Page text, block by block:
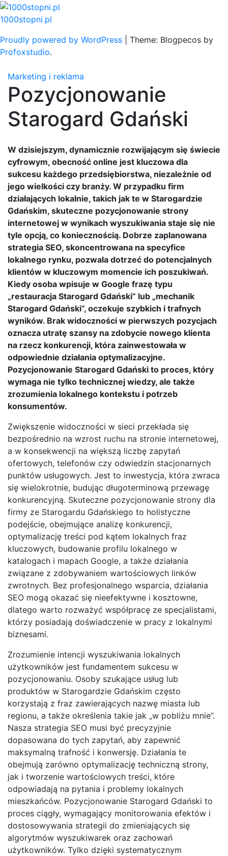
Skip
to
1000stopni.pl
Proudly powered by WordPress
Theme: Blogpecos by
Profoxstudio.
Marketing i reklama
Pozycjonowanie
Starogard Gdański
W dzisiejszym, dynamicznie rozwijającym się świecie
cyfrowym, obecność online jest kluczowa dla
sukcesu każdego przedsiębiorstwa, niezależnie od
jego wielkości czy branży. W przypadku firm
działających lokalnie, takich jak te w Starogardzie
Gdańskim, skuteczne pozycjonowanie strony
internetowej w wynikach wyszukiwania staje się nie
tyle opcją, co koniecznością. Dobrze zaplanowana
strategia SEO, skoncentrowana na specyfice
lokalnego rynku, pozwala dotrzeć do potencjalnych
klientów w kluczowym momencie ich poszukiwań.
Kiedy osoba wpisuje w Google frazę typu
„restauracja Starogard Gdański” lub „mechanik
Starogard Gdański”, oczekuje szybkich i trafnych
wyników. Brak widoczności w pierwszych pozycjach
oznacza utratę szansy na zdobycie nowego klienta
na rzecz konkurencji, która zainwestowała w
odpowiednie działania optymalizacyjne.
Pozycjonowanie Starogard Gdański to proces, który
wymaga nie tylko technicznej wiedzy, ale także
zrozumienia lokalnego kontekstu i potrzeb
konsumentów.
Zwiększenie widoczności w sieci przekłada się
bezpośrednio na wzrost ruchu na stronie internetowej,
a w konsekwencji na większą liczbę zapytań
ofertowych, telefonów czy odwiedzin stacjonarnych
punktów usługowych. Jest to inwestycja, która zwraca
się wielokrotnie, budując długoterminową przewagę
konkurencyjną. Skuteczne pozycjonowanie strony dla
firmy ze Starogardu Gdańskiego to holistyczne
podejście, obejmujące analizę konkurencji,
optymalizację treści pod kątem lokalnych fraz
kluczowych, budowanie profilu lokalnego w
katalogach i mapach Google, a także działania
związane z zdobywaniem wartościowych linków
zwrotnych. Bez profesjonalnego wsparcia, działania
SEO mogą okazać się nieefektywne i kosztowne,
dlatego warto rozważyć współpracę ze specjalistami,
którzy posiadają doświadczenie w pracy z lokalnymi
biznesami.
Zrozumienie intencji wyszukiwania lokalnych
użytkowników jest fundamentem sukcesu w
pozycjonowaniu. Osoby szukające usług lub
produktów w Starogardzie Gdańskim często
korzystają z fraz zawierających nazwę miasta lub
regionu, a także określenia takie jak „w pobliżu mnie”.
Nasza strategia SEO musi być precyzyjnie
dopasowana do tych zapytań, aby zapewnić
maksymalną trafność i konwersję. Działania te
obejmują zarówno optymalizację techniczną strony,
jak i tworzenie wartościowych treści, które
odpowiadają na pytania i problemy lokalnych
mieszkańców. Pozycjonowanie Starogard Gdański to
proces ciągły, wymagający monitorowania efektów i
dostosowywania strategii do zmieniających się
algorytmów wyszukiwarek oraz zachowań
użytkowników. Tylko dzięki systematycznym